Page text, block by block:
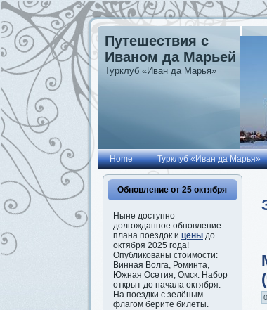
Путешествия с
Иваном да Марьей
Турклуб «Иван да Марья»
Home Турклуб «Иван да Марья»
Обновление от 25 октября
Ныне доступно
долгожданное обновление
плана поездок и цены до
октября 2025 года!
Опубликованы стоимости:
Винная Волга, Роминта,
Южная Осетия, Омск. Набор
открыт до начала октября.
На поездки с зелёным
флагом берите билеты.